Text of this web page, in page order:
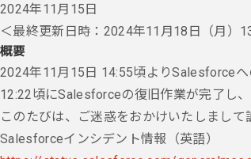
2024年11月15日
＜最終更新日時：2024年11月18日（月）
概要
2024年11月15日 14:55頃よりSalesforce
12:22頃にSalesforceの復旧作業が完了し
このたびは、ご迷惑をおかけいたしまして
Salesforceインシデント情報（英語）